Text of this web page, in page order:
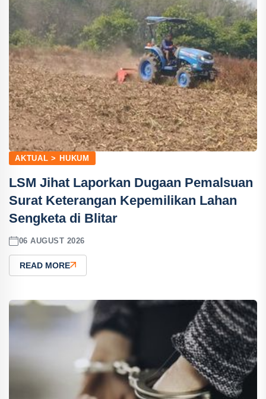
AKTUAL > HUKUM
LSM Jihat Laporkan Dugaan Pemalsuan
Surat Keterangan Kepemilikan Lahan
Sengketa di Blitar
06 AUGUST 2026
READ MORE